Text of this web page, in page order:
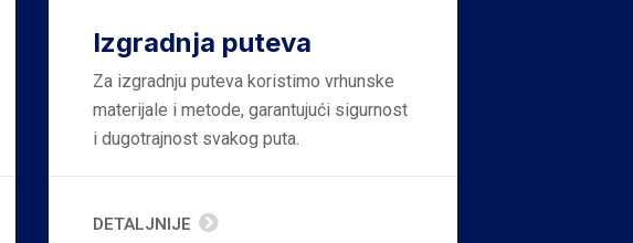
Izgradnja puteva
Za izgradnju puteva koristimo vrhunske
materijale i metode, garantujući sigurnost
i dugotrajnost svakog puta.
DETALJNIJE